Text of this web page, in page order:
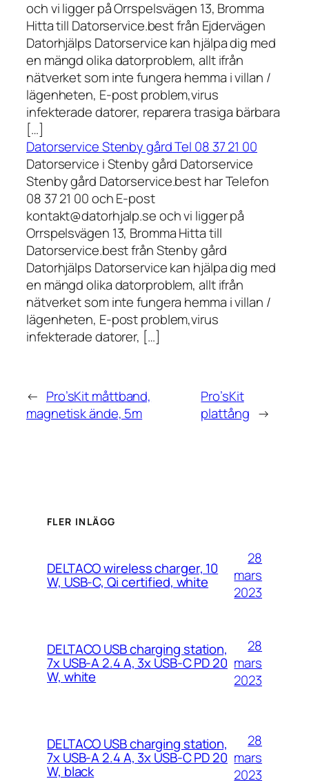
och vi ligger på Orrspelsvägen 13, Bromma
Hitta till Datorservice.best från Ejdervägen
Datorhjälps Datorservice kan hjälpa dig med
en mängd olika datorproblem, allt ifrån
nätverket som inte fungera hemma i villan /
lägenheten, E-post problem,virus
infekterade datorer, reparera trasiga bärbara
[…]
Datorservice Stenby gård Tel 08 37 21 00
Datorservice i Stenby gård Datorservice
Stenby gård Datorservice.best har Telefon
08 37 21 00 och E-post
kontakt@datorhjalp.se och vi ligger på
Orrspelsvägen 13, Bromma Hitta till
Datorservice.best från Stenby gård
Datorhjälps Datorservice kan hjälpa dig med
en mängd olika datorproblem, allt ifrån
nätverket som inte fungera hemma i villan /
lägenheten, E-post problem,virus
infekterade datorer, […]
← Pro’sKit måttband,
magnetisk ände, 5m
Pro’sKit
plattång →
FLER INLÄGG
DELTACO wireless charger, 10
W, USB-C, Qi certified, white
28
mars
2023
DELTACO USB charging station,
7x USB-A 2.4 A, 3x USB-C PD 20
W, white
28
mars
2023
DELTACO USB charging station,
7x USB-A 2.4 A, 3x USB-C PD 20
W, black
28
mars
2023